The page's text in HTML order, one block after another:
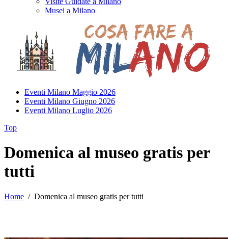
Musei a Milano
Eventi Milano Maggio 2026
Eventi Milano Giugno 2026
Eventi Milano Luglio 2026
Top
Domenica al museo gratis per
tutti
Home / Domenica al museo gratis per tutti